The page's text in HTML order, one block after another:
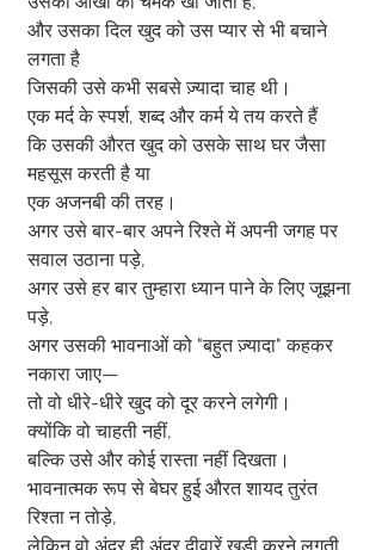
और उसका दिल खुद को उस प्यार से भी बचाने
लगता है
जिसकी उसे कभी सबसे ज़्यादा चाह थी।
एक मर्द के स्पर्श, शब्द और कर्म ये तय करते हैं
कि उसकी औरत खुद को उसके साथ घर जैसा
महसूस करती है या
एक अजनबी की तरह।
अगर उसे बार-बार अपने रिश्ते में अपनी जगह पर
सवाल उठाना पड़े,
अगर उसे हर बार तुम्हारा ध्यान पाने के लिए जूझना
पड़े,
अगर उसकी भावनाओं को "बहुत ज़्यादा" कहकर
नकारा जाए—
तो वो धीरे-धीरे खुद को दूर करने लगेगी।
क्योंकि वो चाहती नहीं,
बल्कि उसे और कोई रास्ता नहीं दिखता।
भावनात्मक रूप से बेघर हुई औरत शायद तुरंत
रिश्ता न तोड़े,